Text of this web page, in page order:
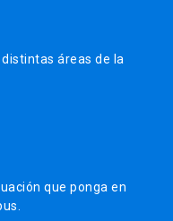
áreas de la
que ponga en